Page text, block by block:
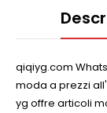
qiqiyg.com
moda a prezzi
yg offre articoli